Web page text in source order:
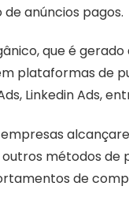
anúncios pagos.
que é
plataformas de
Linkedin Ads,
métodos
de